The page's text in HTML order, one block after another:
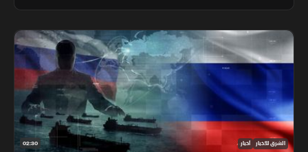
02:30 الشرق للأخبار أخبار